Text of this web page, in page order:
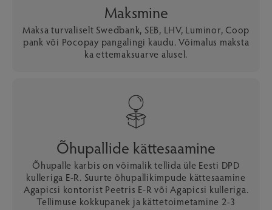
Maksmine
Maksa turvaliselt Swedbank, SEB, LHV, Luminor, Coop
pank või Pocopay pangalingi kaudu. Võimalus maksta
ka ettemaksuarve alusel.
Õhupallide kättesaamine
Õhupalle karbis on võimalik tellida üle Eesti DPD
kulleriga E-R. Suurte õhupallikimpude kättesaamine
Agapicsi kontorist Peetris E-R või Agapicsi kulleriga.
Tellimuse kokkupanek ja kättetoimetamine 2-3